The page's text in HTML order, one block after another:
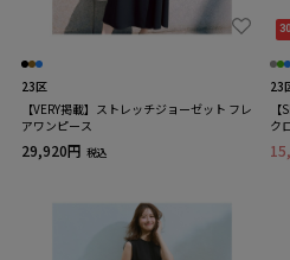
23区
【VERY掲載】ストレッチジョーゼット フレ
アワンピース
29,920円 税込
23
ク